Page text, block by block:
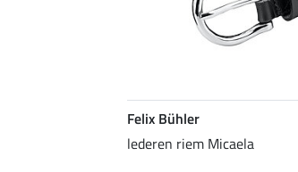
Felix Bühler
lederen riem Micaela